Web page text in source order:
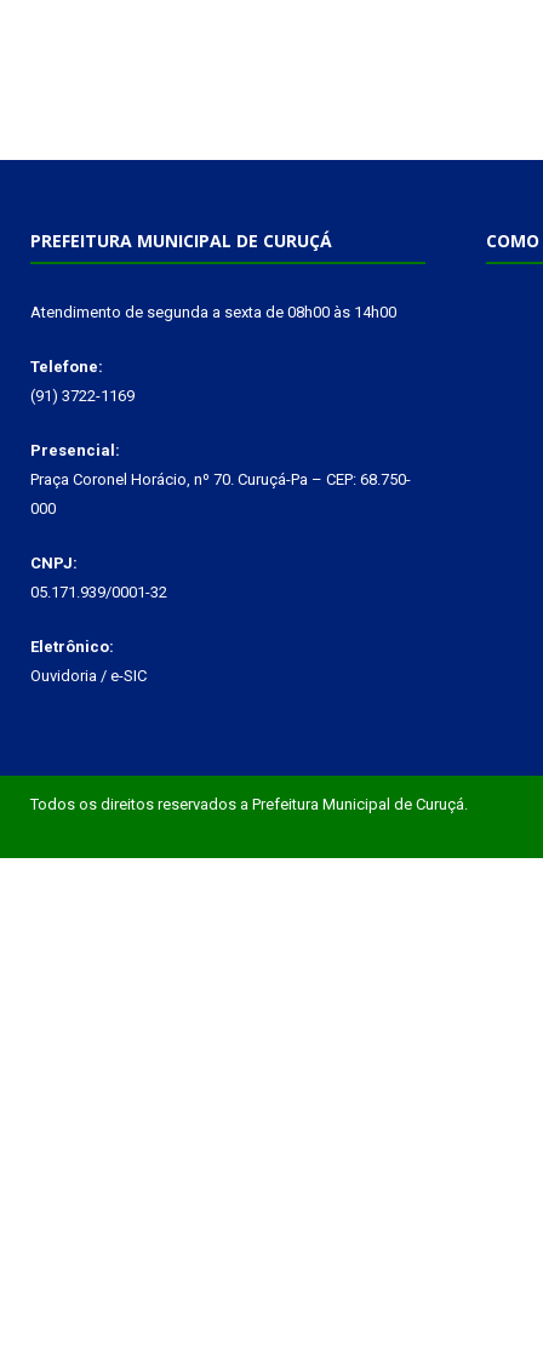
PREFEITURA MUNICIPAL DE CURUÇÁ
Atendimento de segunda a sexta de 08h00 às 14h00
Telefone:
(91) 3722-1169
Presencial:
Praça Coronel Horácio, nº 70. Curuçá-Pa – CEP: 68.750-
000
CNPJ:
05.171.939/0001-32
Eletrônico:
Ouvidoria / e-SIC
COMO
Todos os direitos reservados a Prefeitura Municipal de Curuçá.